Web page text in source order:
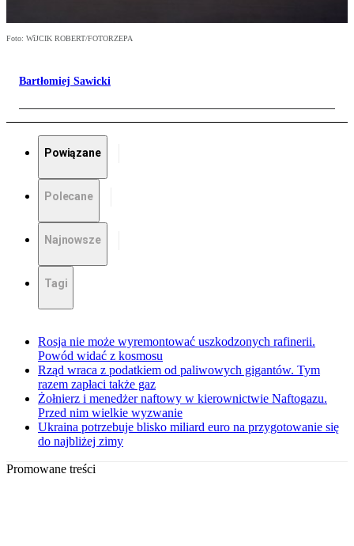
Foto: WîJCIK ROBERT/FOTORZEPA
Bartłomiej Sawicki
Powiązane
Polecane
Najnowsze
Tagi
Rosja nie może wyremontować uszkodzonych rafinerii.
Powód widać z kosmosu
Rząd wraca z podatkiem od paliwowych gigantów. Tym
razem zapłaci także gaz
Żołnierz i menedżer naftowy w kierownictwie Naftogazu.
Przed nim wielkie wyzwanie
Ukraina potrzebuje blisko miliard euro na przygotowanie się
do najbliżej zimy
Promowane treści